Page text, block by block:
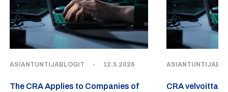
ASIANTUNTIJABLOGIT - 12.5.2026
The CRA Applies to Companies of
CRA velvoittaa